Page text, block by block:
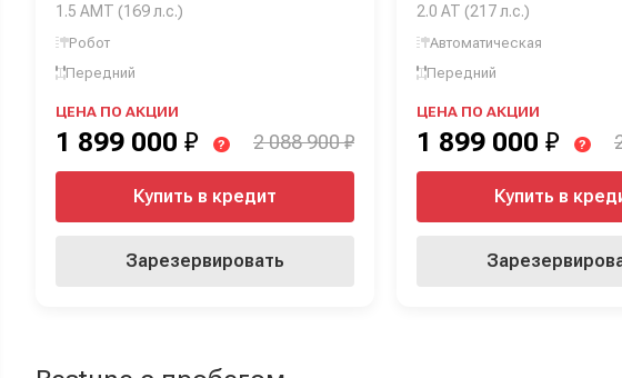
1.5 AMT (169 л.с.)
Робот
Передний
ЦЕНА ПО АКЦИИ
1 899 000 ₽ ? 2 088 900 ₽
Купить в кредит
Зарезервировать
2.0 AT (217 л.с.)
Автоматическая
Передний
ЦЕНА ПО АКЦИИ
1 899 000 ₽ ?
Купить в